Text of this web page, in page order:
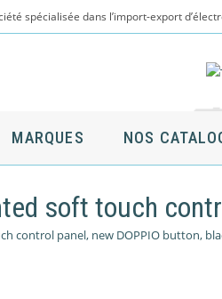
spécialisée dans l’import-export
MARQUES NOS
soft touch
control panel, new DOPPIO button,